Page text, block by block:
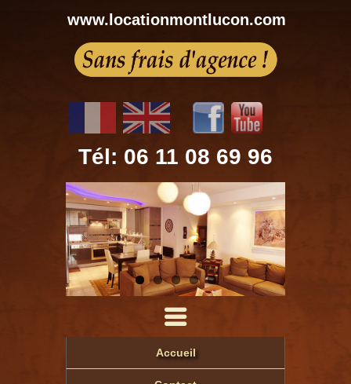
www.locationmontlucon.com
Tél: 06 11 08 69 96
Accueil